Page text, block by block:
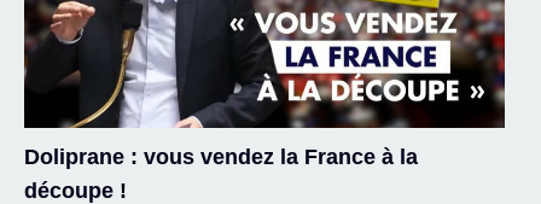
Doliprane : vous vendez la France à la
découpe !